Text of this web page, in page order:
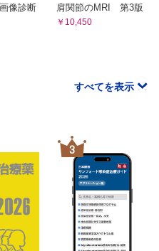
田宮貞史，藤本 肇，木村浩明
史，藤本 肇，木村浩明
） 久岡正典，鈴木智大・江原
杉本英治，木村浩明
杉本英治，相羽久輝
本英治，相羽久輝
健，鷺山幸二，相羽久輝
智大・江原 茂，武内章彦
福庭栄治，武内章彦
組織球腫 石田 剛，青木隆
尾正一郎，相羽久輝
，相羽久輝
庭栄治，三輪真嗣
，神島 保，三輪真嗣
福庭栄治，三輪真嗣
像診断
肩関節のMRI 第3版
￥10,450
すべてを表示
3